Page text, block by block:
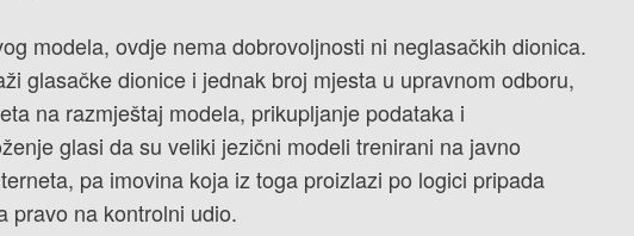
modela, ovdje nema dobrovoljnosti ni neglasačkih dionica.
glasačke dionice i jednak broj mjesta u upravnom odboru,
na razmještaj modela, prikupljanje podataka i
glasi da su veliki jezični modeli trenirani na javno
pa imovina koja iz toga proizlazi po logici pripada
pravo na kontrolni udio.